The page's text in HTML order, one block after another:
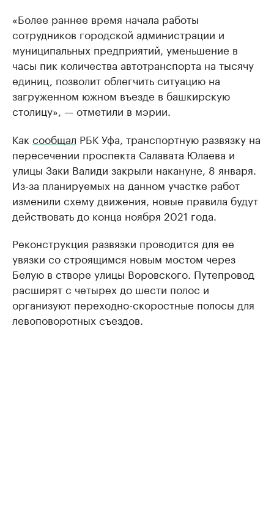
«Более раннее время начала работы
сотрудников городской администрации и
муниципальных предприятий, уменьшение в
часы пик количества автотранспорта на тысячу
единиц, позволит облегчить ситуацию на
загруженном южном въезде в башкирскую
столицу», — отметили в мэрии.
Как сообщал РБК Уфа, транспортную развязку на
пересечении проспекта Салавата Юлаева и
улицы Заки Валиди закрыли накануне, 8 января.
Из-за планируемых на данном участке работ
изменили схему движения, новые правила будут
действовать до конца ноября 2021 года.
Реконструкция развязки проводится для ее
увязки со строящимся новым мостом через
Белую в створе улицы Воровского. Путепровод
расширят с четырех до шести полос и
организуют переходно-скоростные полосы для
левоповоротных съездов.